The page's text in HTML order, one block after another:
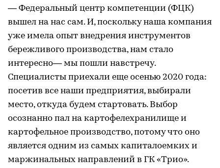
— Федеральный центр компетенции (ФЦК)
вышел на нас сам. И, поскольку наша компания
уже имела опыт внедрения инструментов
бережливого производства, нам стало
интересно— мы пошли навстречу.
Специалисты приехали еще осенью 2020 года:
посетив все наши предприятия, выбирали
место, откуда будем стартовать. Выбор
осознанно пал на картофелехранилище и
картофельное производство, потому что оно
является одним из самых капиталоемких и
маржинальных направлений в ГК «Трио».